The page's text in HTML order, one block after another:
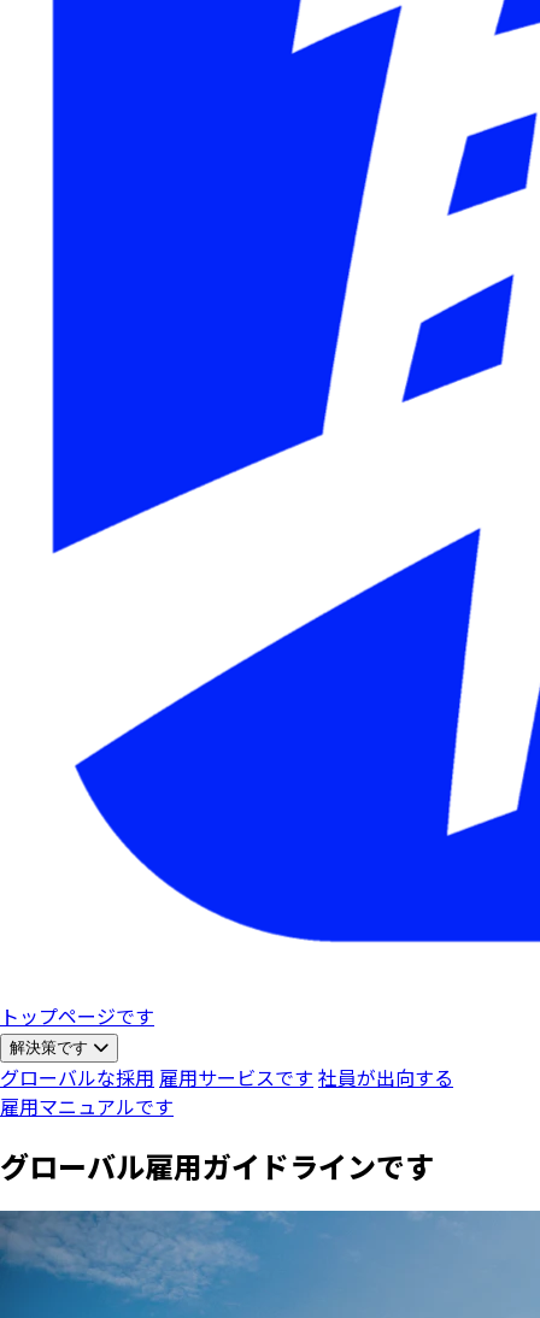
トップページです
解決策です
グローバルな採用 雇用サービスです 社員が出向する
雇用マニュアルです
グローバル雇用ガイドラインです